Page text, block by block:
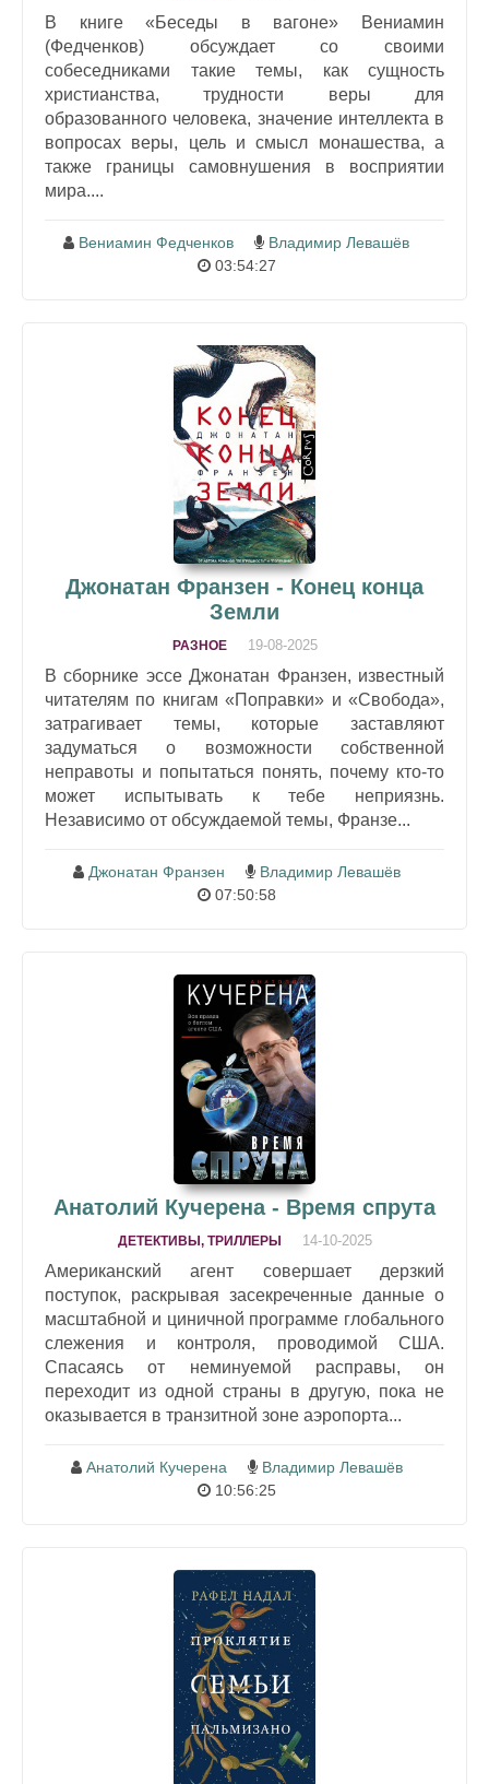
В книге «Беседы в вагоне» Вениамин
(Федченков) обсуждает со своими
собеседниками такие темы, как сущность
христианства, трудности веры для
образованного человека, значение интеллекта в
вопросах веры, цель и смысл монашества, а
также границы самовнушения в восприятии
мира....
Вениамин Федченков
Владимир Левашёв
03:54:27
Джонатан Франзен - Конец конца
Земли
РАЗНОЕ 19-08-2025
В сборнике эссе Джонатан Франзен, известный
читателям по книгам «Поправки» и «Свобода»,
затрагивает темы, которые заставляют
задуматься о возможности собственной
неправоты и попытаться понять, почему кто-то
может испытывать к тебе неприязнь.
Независимо от обсуждаемой темы, Франзе...
Джонатан Франзен
Владимир Левашёв
07:50:58
Анатолий Кучерена - Время спрута
ДЕТЕКТИВЫ, ТРИЛЛЕРЫ 14-10-2025
Американский агент совершает дерзкий
поступок, раскрывая засекреченные данные о
масштабной и циничной программе глобального
слежения и контроля, проводимой США.
Спасаясь от неминуемой расправы, он
переходит из одной страны в другую, пока не
оказывается в транзитной зоне аэропорта...
Анатолий Кучерена
Владимир Левашёв
10:56:25